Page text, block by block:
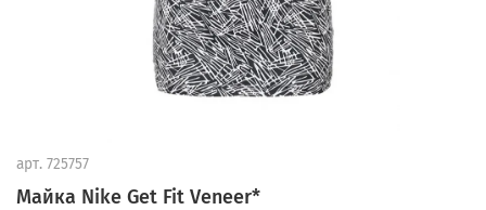
арт. 725757
Майка Nike Get Fit Veneer*